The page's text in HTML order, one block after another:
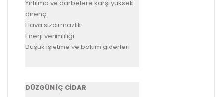
Yırtılma ve darbelere karşı yüksek
direnç
Hava sızdırmazlık
Enerji verimliliği
Düşük işletme ve bakım giderleri
DÜZGÜN İÇ CİDAR